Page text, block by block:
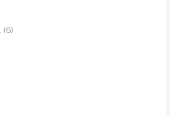
(6)